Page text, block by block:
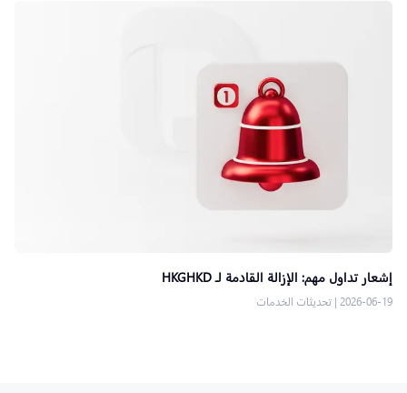
إشعار تداول مهم: الإزالة القادمة لـ HKGHKD
2026-06-19
| تحديثات الخدمات